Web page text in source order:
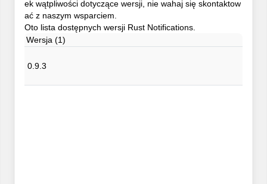
ek wątpliwości dotyczące wersji, nie wahaj się skontaktow
ać z naszym wsparciem.
Oto lista dostępnych wersji Rust Notifications.
Wersja (1)
0.9.3